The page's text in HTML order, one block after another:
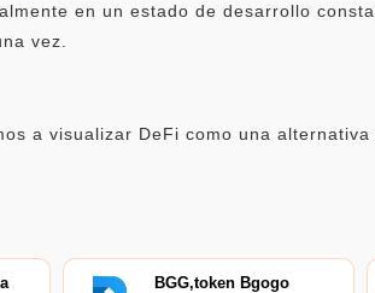
en un estado de desarrollo
vez.
a visualizar DeFi como una
BGG,token Bgogo